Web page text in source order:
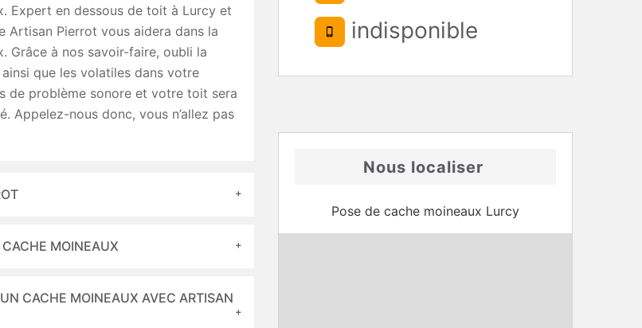
Expert en dessous de toit à Lurcy et
Artisan Pierrot vous aidera dans la
Grâce à nos savoir-faire, oubli la
que les volatiles dans votre
de problème sonore et votre toit sera
Appelez-nous donc, vous n’allez pas
CACHE MOINEAUX
CACHE MOINEAUX AVEC ARTISAN
indisponible
Nous localiser
Pose de cache moineaux Lurcy